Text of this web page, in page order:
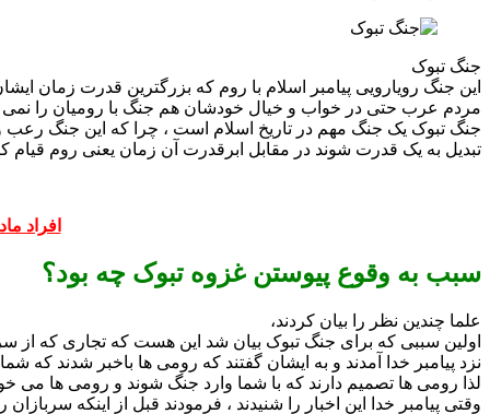
جنگ تبوک
این جنگ رویارویی پیامبر اسلام با روم که بزرگترین قدرت زمان
مردم عرب حتی در خواب و خیال خودشان هم جنگ با رومیان را نمی
جنگ تبوک یک جنگ مهم در تاریخ اسلام است ، چرا که این جنگ رعب
تبدیل به یک قدرت شوند در مقابل ابرقدرت‌ آن زمان یعنی روم قیام
افراد
سبب به وقوع پیوستن غزوه تبوک چه بود؟
علما چندین نظر را بیان کردند،
اولین سببی که برای جنگ تبوک بیان شد این هست که تجاری که از
نزد پیامبر خدا آمدند و به ایشان گفتند که رومی ها باخبر شدند
لذا رومی ها تصمیم دارند که با شما وارد جنگ شوند و رومی ها می
وقتی پیامبر خدا این اخبار را شنیدند ، فرمودند قبل از اینکه